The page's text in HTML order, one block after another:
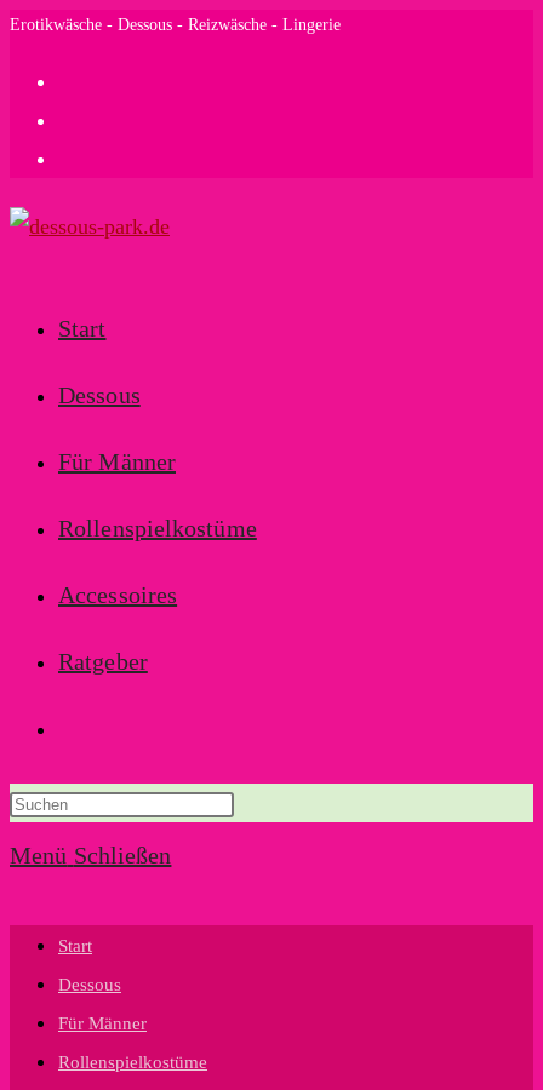
Zum
Erotikwäsche - Dessous - Reizwäsche - Lingerie
Start
Dessous
Für Männer
Rollenspielkostüme
Accessoires
Ratgeber
Suche
umschalten
Menü Schließen
Start
Dessous
Für Männer
Rollenspielkostüme